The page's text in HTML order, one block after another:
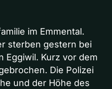
im Emmental.
sterben gestern bei
Eggiwil. Kurz vor dem
Die Polizei
und der Höhe des